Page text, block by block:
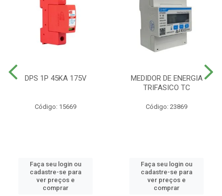
DPS 1P 45KA 175V
Código: 15669
Faça seu login ou
cadastre-se para
ver preços e
comprar
MEDIDOR DE ENERGIA
TRIFASICO TC
Código: 23869
Faça seu login ou
cadastre-se para
ver preços e
comprar